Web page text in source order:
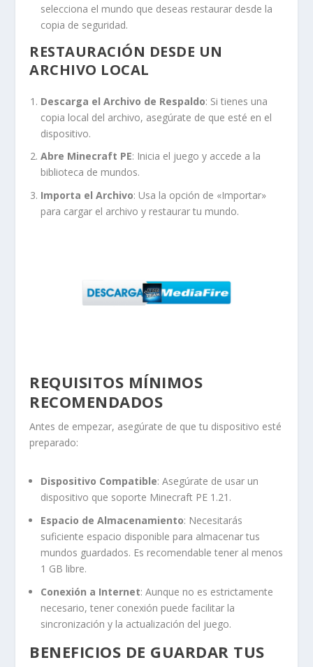
selecciona el mundo que deseas restaurar desde la
copia de seguridad.
RESTAURACIÓN DESDE UN
ARCHIVO LOCAL
Descarga el Archivo de Respaldo: Si tienes una
copia local del archivo, asegúrate de que esté en el
dispositivo.
Abre Minecraft PE: Inicia el juego y accede a la
biblioteca de mundos.
Importa el Archivo: Usa la opción de «Importar»
para cargar el archivo y restaurar tu mundo.
REQUISITOS MÍNIMOS
RECOMENDADOS
Antes de empezar, asegúrate de que tu dispositivo esté
preparado:
Dispositivo Compatible: Asegúrate de usar un
dispositivo que soporte Minecraft PE 1.21.
Espacio de Almacenamiento: Necesitarás
suficiente espacio disponible para almacenar tus
mundos guardados. Es recomendable tener al menos
1 GB libre.
Conexión a Internet: Aunque no es estrictamente
necesario, tener conexión puede facilitar la
sincronización y la actualización del juego.
BENEFICIOS DE GUARDAR TUS